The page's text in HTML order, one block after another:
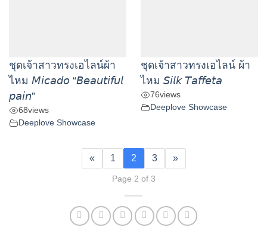
ชุดเจ้าสาวทรงเอไลน์ผ้า
ไหม 𝘔𝘪𝘤𝘢𝘥𝘰 “𝘉𝘦𝘢𝘶𝘵𝘪𝘧𝘶𝘭
𝘱𝘢𝘪𝘯”
68views
Deeplove Showcase
ชุดเจ้าสาวทรงเอไลน์ ผ้า
ไหม 𝘚𝘪𝘭𝘬 𝘛𝘢𝘧𝘧𝘦𝘵𝘢
76views
Deeplove Showcase
« 1 2 3 »
Page 2 of 3